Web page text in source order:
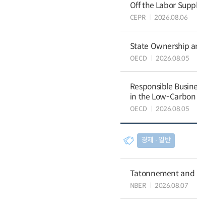
Off the Labor
CEPR 2026.08.06
State Ownership
OECD 2026.08.05
Responsible
in the Low-
OECD 2026.08.05
경제 ∙ 일반
Tatonnement and
NBER 2026.08.07